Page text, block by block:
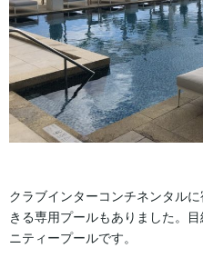
クラブインターコンチネンタル
きる専用プールもありました。
ニティープールです。